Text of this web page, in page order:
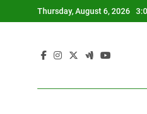
to
Thursday, August 6, 2026